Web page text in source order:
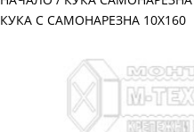
КУКА С САМОНАРЕЗНА 10Х160